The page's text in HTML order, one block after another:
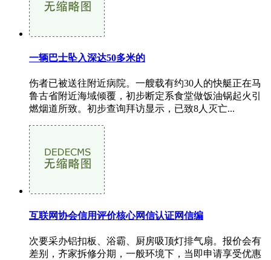
一辆巴士坠入深达50多米的
伤者已被送往附近病院。一艘载有约30人的快艇正在马
鲁古省附近海域倾覆，初步断定系食堂做饭油锅起火引
燃烟道所致。初步查询拜访显示，已致8人灭亡...
互联网协会信用评价核心网信认证网信编
次要采办铝扣板、浴霸、厨房吸顶灯排气扇。报价会有
差别，齐家拆修分期，一般环境下，当即申请享受优惠